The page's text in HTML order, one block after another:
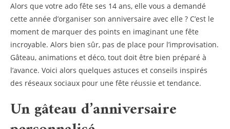
Alors que votre ado fête ses 14 ans, elle vous a demandé
cette année d’organiser son anniversaire avec elle ? C’est le
moment de marquer des points en imaginant une fête
incroyable. Alors bien sûr, pas de place pour l’improvisation.
Gâteau, animations et déco, tout doit être bien préparé à
l’avance. Voici alors quelques astuces et conseils inspirés
des réseaux sociaux pour une fête réussie et tendance.
Un gâteau d’anniversaire